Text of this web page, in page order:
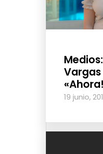
19 junio,